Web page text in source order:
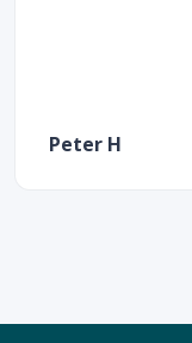
Peter H